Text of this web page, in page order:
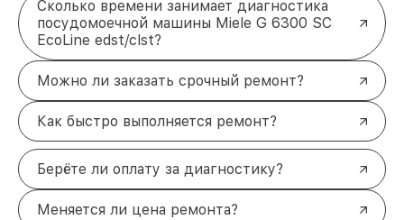
Сколько времени занимает диагностика
посудомоечной машины Miele G 6300 SC
EcoLine edst/clst?
Можно ли заказать срочный ремонт?
Как быстро выполняется ремонт?
Берёте ли оплату за диагностику?
Меняется ли цена ремонта?